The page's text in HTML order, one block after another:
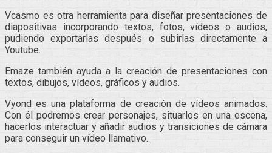
Vcasmo es otra herramienta para diseñar presentaciones de
diapositivas incorporando textos, fotos, vídeos o audios,
pudiendo exportarlas después o subirlas directamente a
Youtube.
Emaze también ayuda a la creación de presentaciones con
textos, dibujos, vídeos, gráficos y audios.
Vyond es una plataforma de creación de vídeos animados.
Con él podremos crear personajes, situarlos en una escena,
hacerlos interactuar y añadir audios y transiciones de cámara
para conseguir un vídeo llamativo.